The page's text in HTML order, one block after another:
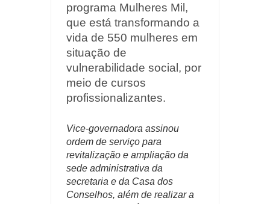
programa Mulheres Mil,
que está transformando a
vida de 550 mulheres em
situação de
vulnerabilidade social, por
meio de cursos
profissionalizantes.
Vice-governadora assinou
ordem de serviço para
revitalização e ampliação da
sede administrativa da
secretaria e da Casa dos
Conselhos, além de realizar a